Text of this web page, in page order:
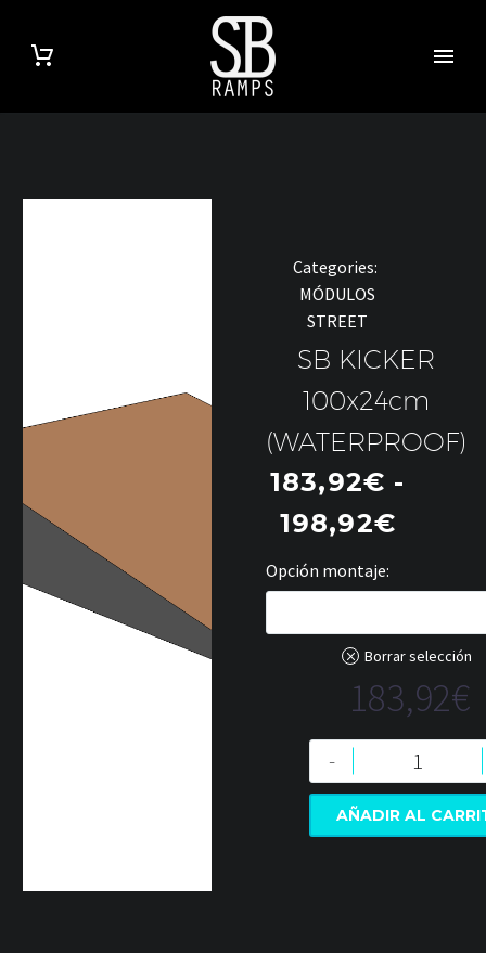
Categories:
MÓDULOS
STREET
SB KICKER
100x24cm
(WATERPROOF)
183,92€ -
198,92€
Opción montaje
Borrar selección
183,92€
-
AÑADIR AL